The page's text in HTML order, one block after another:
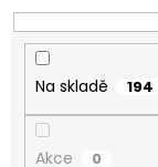
k
t
Na skladě 194
Akce 0